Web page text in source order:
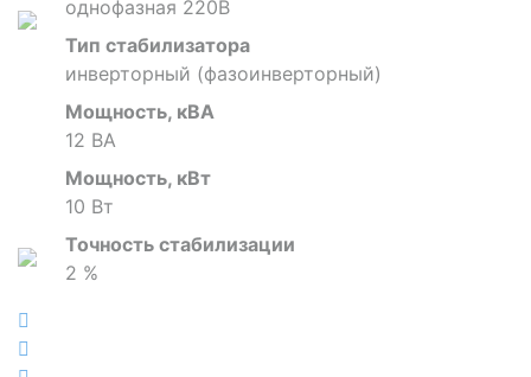
однофазная 220В
Тип стабилизатора
инверторный (фазоинверторный)
Мощность, кВА
12 ВА
Мощность, кВт
10 Вт
Точность стабилизации
2 %